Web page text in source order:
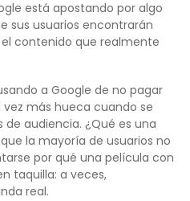
está apostando por algo
sus usuarios encontrarán
contenido que realmente
a Google de no pagar
vez más hueca cuando se
audiencia. ¿Qué es una
la mayoría de usuarios no
por qué una película con
taquilla: a veces,
real.